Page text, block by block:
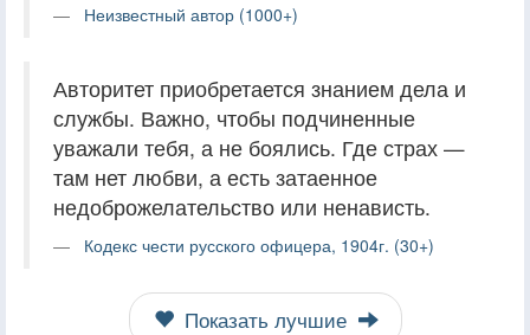
Неизвестный автор (1000+)
Авторитет приобретается знанием дела и
службы. Важно, чтобы подчиненные
уважали тебя, а не боялись. Где страх —
там нет любви, а есть затаенное
недоброжелательство или ненависть.
Кодекс чести русского офицера, 1904г. (30+)
Показать лучшие